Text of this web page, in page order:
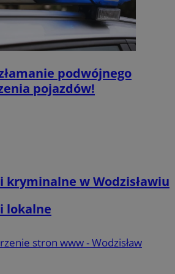
podwójnego
pojazdów!
kryminalne w Wodzisławiu
lokalne
stron www - Wodzisław
wodzislaw.com.pl
NGINX Inc.
.rfihub.com